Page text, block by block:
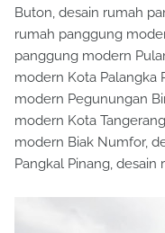
Buton, desain rumah
rumah panggung
panggung modern
modern Kota Palangka
modern Pegunungan
modern Kota
modern Biak Numfor,
Pangkal Pinang,